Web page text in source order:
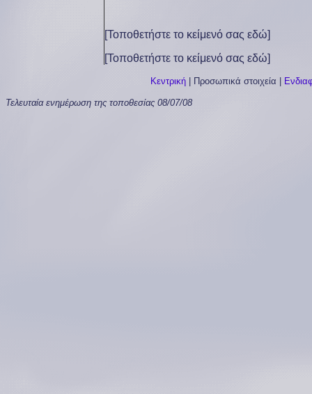
[Τοποθετήστε το κείμενό σας εδώ]
[Τοποθετήστε το κείμενό σας εδώ]
Κεντρική| Προσωπικά στοιχεία
Τελευταία ενημέρωση της τοποθεσίας 08/07/08